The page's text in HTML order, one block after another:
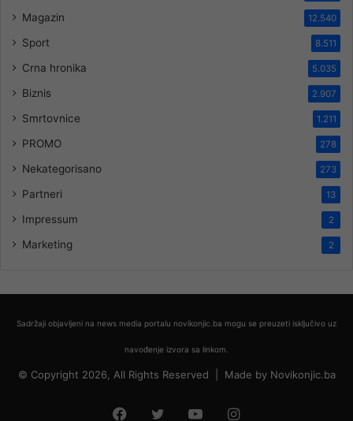
Magazin 12.540
Sport 8.511
Crna hronika 5.035
Biznis 2.907
Smrtovnice 1.211
PROMO 278
Nekategorisano 273
Partneri 13
Impressum 2
Marketing 2
Sadržaji objavljeni na news media portalu novikonjic.ba mogu se preuzeti isključivo uz
navođenje izvora sa linkom.
© Copyright 2026, All Rights Reserved | Made by Novikonjic.ba
Facebook
TwitterYouTubeInstagram